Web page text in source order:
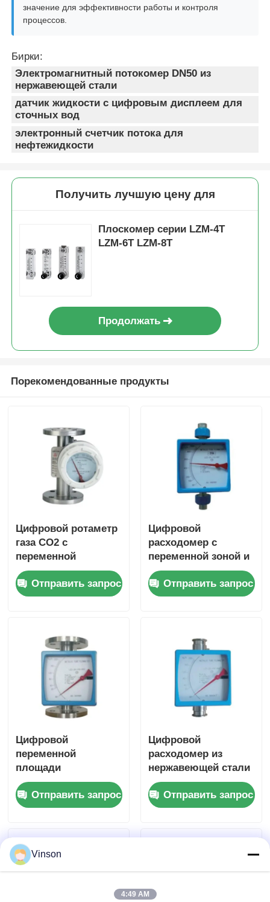
Новости
Умягчитель воды
снабжение жилищем водяного фильтра
Мембрана RO для жилых помещений
ультрафиолетовый стерилизатор воды
Фитинги для подключения фильтров воды
Промышленная мембрана RO
снабжение жилищем мембраны ro
Сосуд под давлением FRP
Бак для рассола умягчителя воды
Ионообменная смола
Клапан управления фильтром
Электромагнитный клапан
манометр
Кронштейн RO
значение для эффективности работы и контроля
процессов.
Бирки:
Электромагнитный потокомер DN50 из
нержавеющей стали
датчик жидкости с цифровым дисплеем для
сточных вод
электронный счетчик потока для
нефтежидкости
Получить лучшую цену для
Плоскомер серии LZM-4T
LZM-6T LZM-8T
Продолжать
Порекомендованные продукты
Цифровой ротаметр
газа CO2 с
переменной
площадью высокого
давления
Отправить запрос
Цифровой
расходомер с
переменной зоной и
резьбовым
соединением для
воды, газа, воздуха,
Отправить запрос
Цифровой
переменной
площади
металлический
ротаметр трубки
для измерения газа
Отправить запрос
Цифровой
расходомер из
нержавеющей стали
с три-кламповым
соединением,
высоконапорный
переменного
Отправить запрос
Vinson
4:49 AM